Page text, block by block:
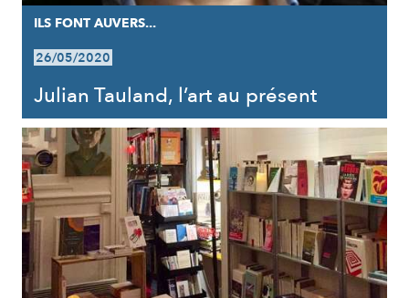
ILS FONT AUVERS...
26/05/2020
Julian Tauland, l’art au présent